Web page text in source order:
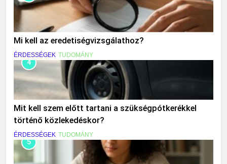
Mi kell az eredetiségvizsgálathoz?
ÉRDESSÉGEK TUDOMÁNY
4
Mit kell szem előtt tartani a szükségpótkerékkel
történő közlekedéskor?
ÉRDESSÉGEK TUDOMÁNY
5